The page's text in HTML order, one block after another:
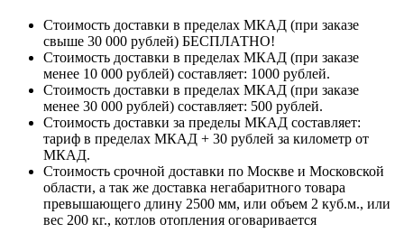
Стоимость доставки в пределах МКАД (при заказе
свыше 30 000 рублей) БЕСПЛАТНО!
Стоимость доставки в пределах МКАД (при заказе
менее 10 000 рублей) составляет: 1000 рублей.
Стоимость доставки в пределах МКАД (при заказе
менее 30 000 рублей) составляет: 500 рублей.
Стоимость доставки за пределы МКАД составляет:
тариф в пределах МКАД + 30 рублей за километр от
МКАД.
Стоимость срочной доставки по Москве и Московской
области, а так же доставка негабаритного товара
превышающего длину 2500 мм, или объем 2 куб.м., или
вес 200 кг., котлов отопления оговаривается